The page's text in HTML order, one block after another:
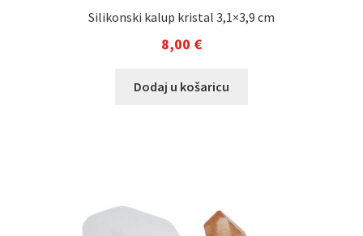
Silikonski kalup kristal 3,1×3,9 cm
8,00 €
Dodaj u košaricu